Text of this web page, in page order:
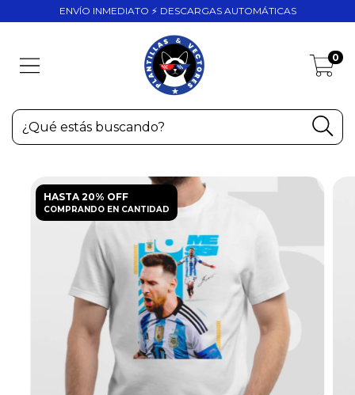
ENVÍO INMEDIATO ⚡ DESCARGAS AUTOMÁTICAS
0
HASTA 20% OFF
COMPRANDO EN CANTIDAD